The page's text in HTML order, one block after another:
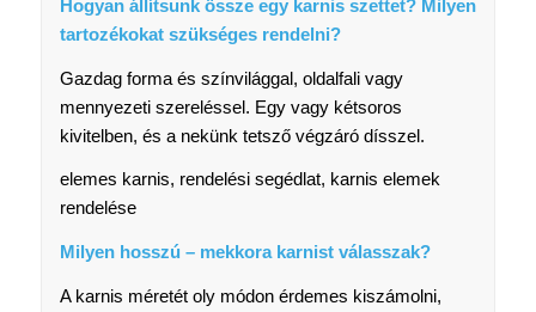
Hogyan állítsunk össze egy karnis szettet? Milyen
tartozékokat szükséges rendelni?
Gazdag forma és színvilággal, oldalfali vagy
mennyezeti szereléssel. Egy vagy kétsoros
kivitelben, és a nekünk tetsző végzáró dísszel.
elemes karnis, rendelési segédlat, karnis elemek
rendelése
Milyen hosszú – mekkora karnist válasszak?
A karnis méretét oly módon érdemes kiszámolni,